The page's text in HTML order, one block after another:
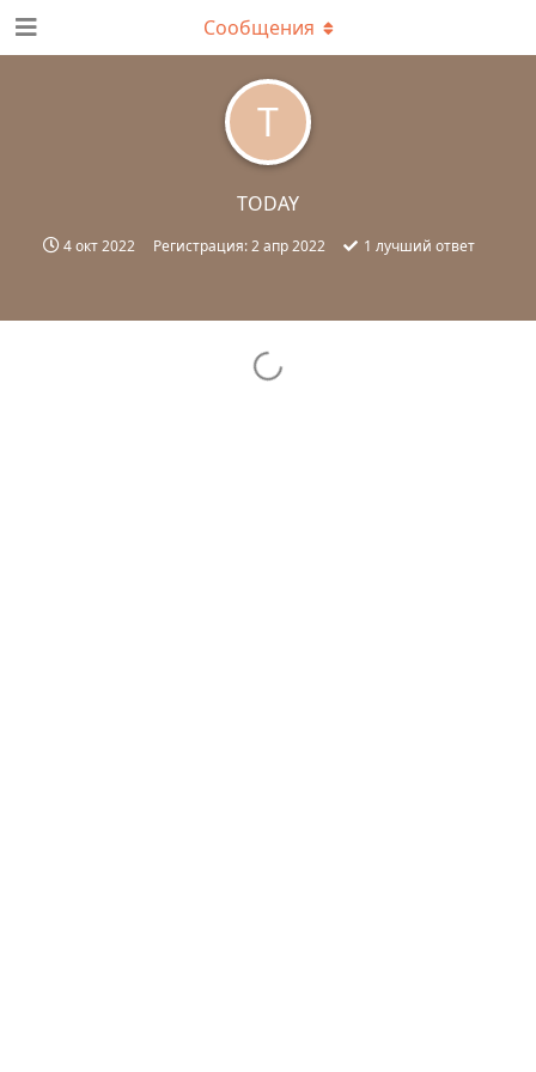
T
TODAY
4 окт 2022 Регистрация:2 апр 2022 1 лучший ответ
Сообщения